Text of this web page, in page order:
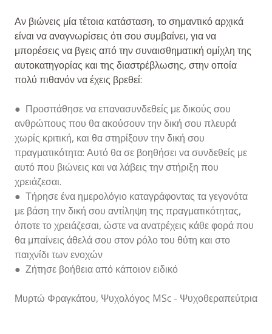
Αν βιώνεις μία τέτοια κατάσταση, το σημαντικό αρχικά
είναι να αναγνωρίσεις ότι σου συμβαίνει, για να
μπορέσεις να βγεις από την συναισθηματική ομίχλη της
αυτοκατηγορίας και της διαστρέβλωσης, στην οποία
πολύ πιθανόν να έχεις βρεθεί:
● Προσπάθησε να επανασυνδεθείς με δικούς σου
ανθρώπους που θα ακούσουν την δική σου πλευρά
χωρίς κριτική, και θα στηρίξουν την δική σου
πραγματικότητα: Αυτό θα σε βοηθήσει να συνδεθείς με
αυτό που βιώνεις και να λάβεις την στήριξη που
χρειάζεσαι.
● Τήρησε ένα ημερολόγιο καταγράφοντας τα γεγονότα
με βάση την δική σου αντίληψη της πραγματικότητας,
όποτε το χρειάζεσαι, ώστε να ανατρέχεις κάθε φορά που
θα μπαίνεις άθελά σου στον ρόλο του θύτη και στο
παιχνίδι των ενοχών
● Ζήτησε βοήθεια από κάποιον ειδικό
Μυρτώ Φραγκάτου, Ψυχολόγος MSc - Ψυχοθεραπεύτρια